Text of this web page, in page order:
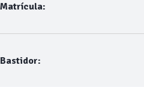
Matrícula:
Bastidor: